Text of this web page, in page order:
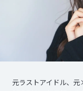
元ラストアイドル、